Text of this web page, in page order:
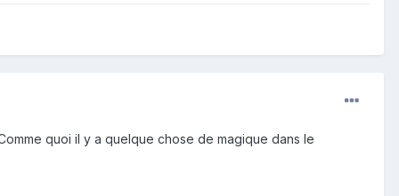
quoi il y a quelque chose de magique dans le